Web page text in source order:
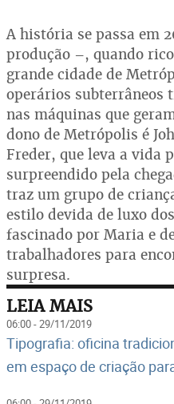
A história se passa em
produção –, quando
grande cidade de
operários subterrâneos
nas máquinas que
dono de Metrópolis é
Freder, que leva a vida
surpreendido pela
traz um grupo de
estilo devida de luxo
fascinado por Maria e
trabalhadores para
surpresa.
LEIA MAIS
06:00 - 29/11/2019
Tipografia: oficina
em espaço de criação